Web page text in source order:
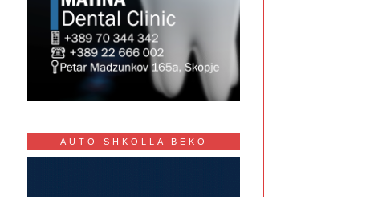
AUTO SHKOLLA BEKO